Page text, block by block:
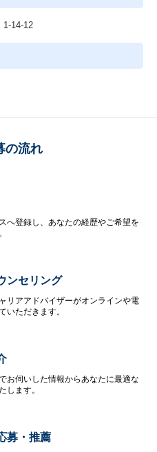
1-14-12
の流れ
へ登録し、あなたの経歴やご希望を
ンセリング
リアアドバイザーがオンラインや電
いただきます。
お伺いした情報からあなたに最適な
します。
募・推薦